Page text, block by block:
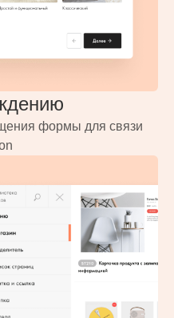
формы для связи